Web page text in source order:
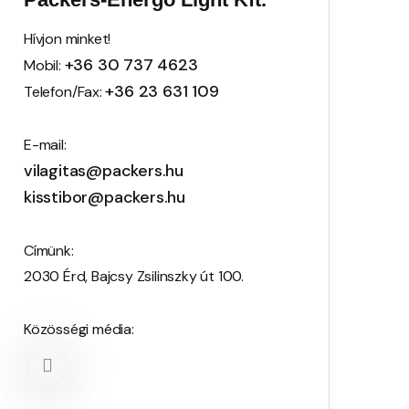
Hívjon minket!
Mobil: +36 30 737 4623
Telefon/Fax: +36 23 631 109
E-mail:
vilagitas@packers.hu
kisstibor@packers.hu
Címünk:
2030 Érd, Bajcsy Zsilinszky út 100.
Közösségi média: